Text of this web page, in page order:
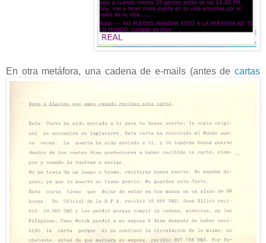
En otra metáfora, una cadena de e-mails (antes de cartas